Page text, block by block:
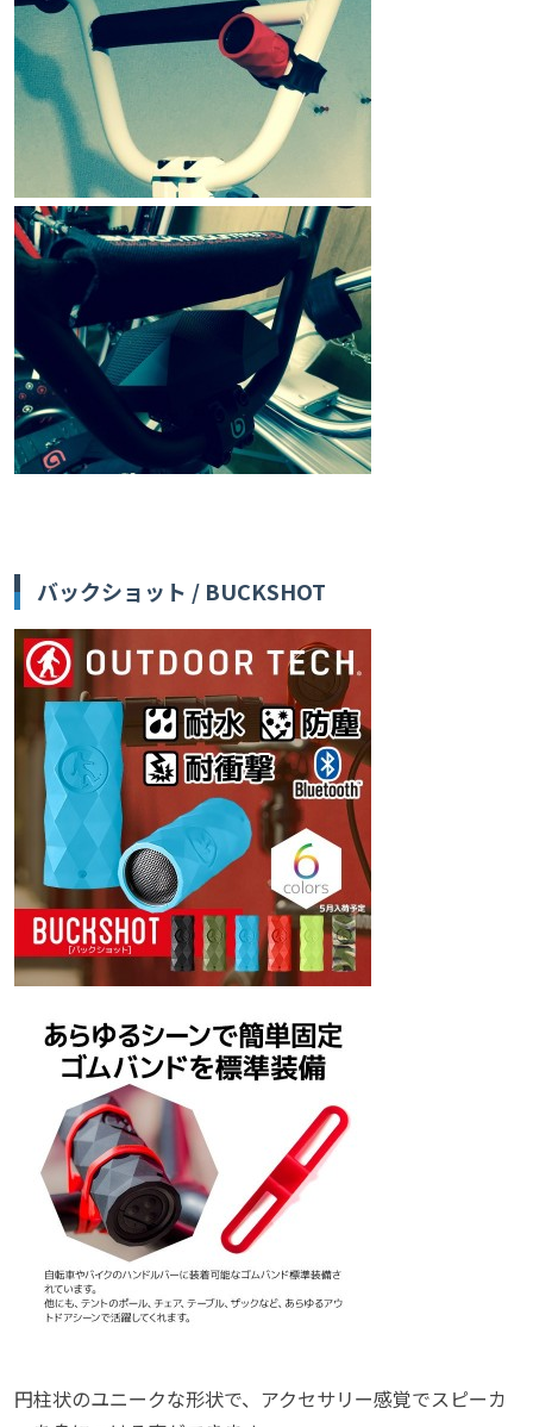
バックショット / BUCKSHOT
円柱状のユニークな形状で、アクセサリー感覚でスピーカ